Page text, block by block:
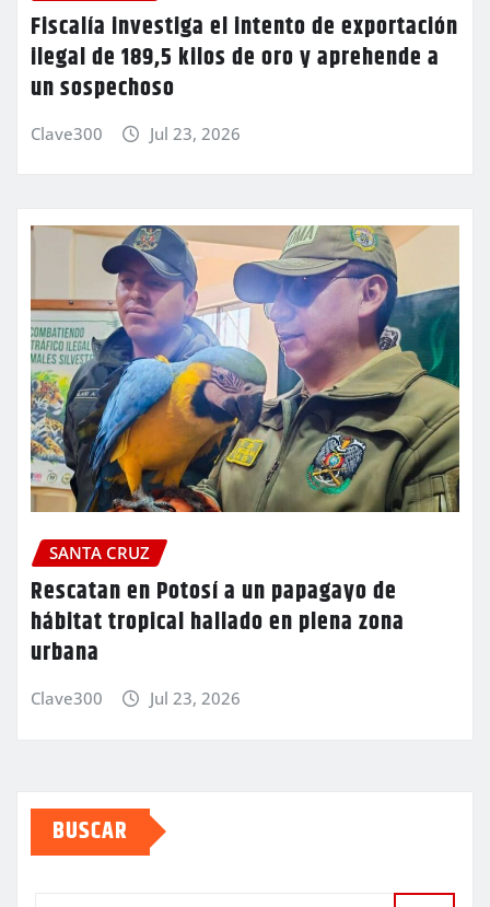
Fiscalía investiga el intento de exportación
ilegal de 189,5 kilos de oro y aprehende a
un sospechoso
Clave300 Jul 23, 2026
SANTA CRUZ
Rescatan en Potosí a un papagayo de
hábitat tropical hallado en plena zona
urbana
Clave300 Jul 23, 2026
BUSCAR